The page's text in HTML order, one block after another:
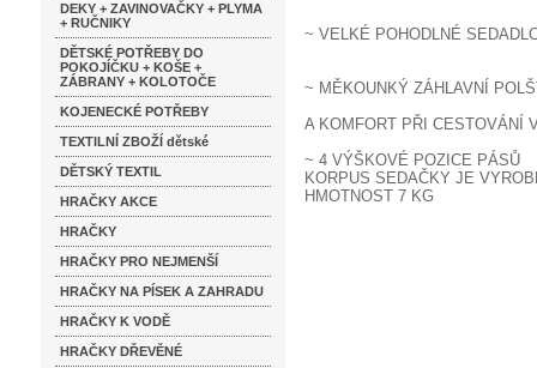
DEKY + ZAVINOVAČKY + PLYMA
+ RUČNIKY
DĚTSKÉ POTŘEBY DO
POKOJÍČKU + KOŠE +
ZÁBRANY + KOLOTOČE
KOJENECKÉ POTŘEBY
TEXTILNÍ ZBOŽÍ dětské
DĚTSKÝ TEXTIL
HRAČKY AKCE
HRAČKY
HRAČKY PRO NEJMENŠÍ
HRAČKY NA PÍSEK A ZAHRADU
HRAČKY K VODĚ
HRAČKY DŘEVĚNÉ
~ VELKÉ POHODLNÉ
~ MĚKOUNKÝ ZÁHLAVNÍ
A KOMFORT PŘI CESTOVÁNÍ
~ 4 VÝŠKOVÉ POZICE PÁSŮ
KORPUS SEDAČKY JE
HMOTNOST 7 KG